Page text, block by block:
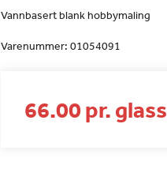
Vannbasert blank hobbymaling
Varenummer: 01054091
66.00 pr. glass